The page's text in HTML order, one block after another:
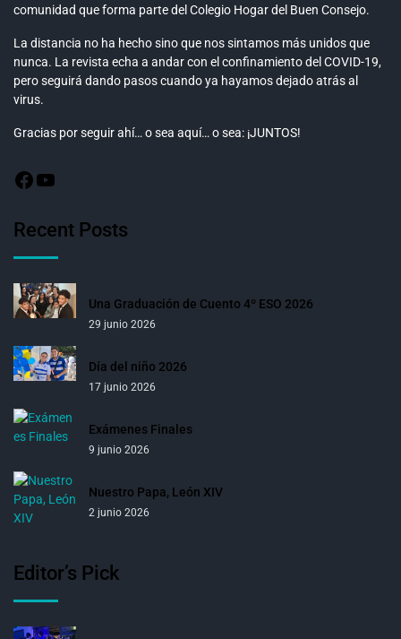
comunidad que forma parte del Colegio Hogar del Buen Consejo.
La distancia no ha hecho sino que nos sintamos más unidos que
nunca. La revista echa a andar con el confinamiento del COVID-19,
pero seguirá dando pasos cuando ya hayamos dejado atrás al
virus.
Gracias por seguir ahí… o sea aquí… o sea: ¡JUNTOS!
Recent Posts
Una Graduación de Cuento 4º ESO 2026
29 junio 2026
Día del niño 2026
17 junio 2026
Exámenes Finales
9 junio 2026
Nuestro Papa, León XIV
2 junio 2026
Editor’s Pick